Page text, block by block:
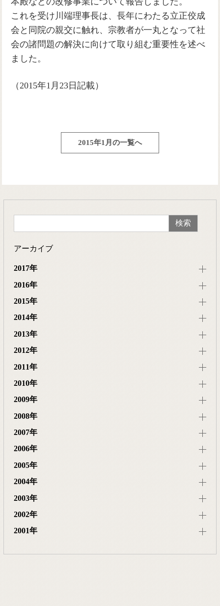
これを受け川端理事長は、長年にわたる立正佼成
会と同院の親交に触れ、宗教者が一丸となって社
会の諸問題の解決に向けて取り組む重要性を述べ
ました。
（2015年1月23日記載）
2015年1月の一覧へ
アーカイブ
2017年
2016年
2015年
2014年
2013年
2012年
2011年
2010年
2009年
2008年
2007年
2006年
2005年
2004年
2003年
2002年
2001年